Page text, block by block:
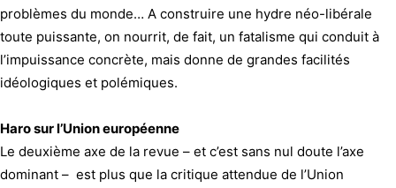
problèmes du monde… A construire une hydre néo-libérale
toute puissante, on nourrit, de fait, un fatalisme qui conduit à
l’impuissance concrète, mais donne de grandes facilités
idéologiques et polémiques.
Haro sur l’Union européenne
Le deuxième axe de la revue – et c’est sans nul doute l’axe
dominant – est plus que la critique attendue de l’Union